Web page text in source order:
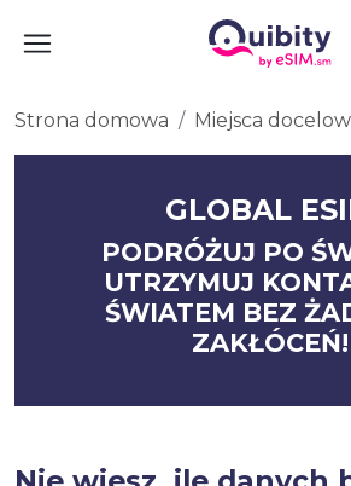
Strona domowa Miejsca
GLOBAL
PODRÓŻUJ PO
UTRZYMUJ
ŚWIATEM BEZ
ZAKŁÓCEŃ!